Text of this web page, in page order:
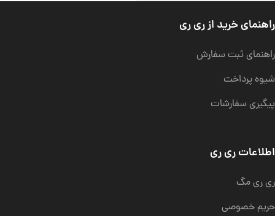
راهنمای خرید از ری ری
راهنمای ثبت سفارش
شیوه پرداخت
پیگیری سفارشات
اطلاعات ری ری
ری ری مگ
حریم خصوصی